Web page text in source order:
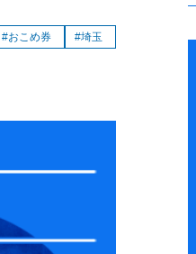
#おこめ券 #埼玉